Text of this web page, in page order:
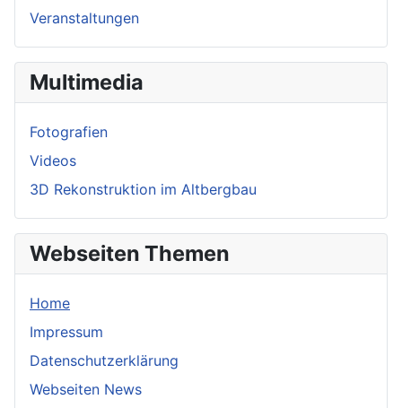
Veranstaltungen
Multimedia
Fotografien
Videos
3D Rekonstruktion im Altbergbau
Webseiten Themen
Home
Impressum
Datenschutzerklärung
Webseiten News